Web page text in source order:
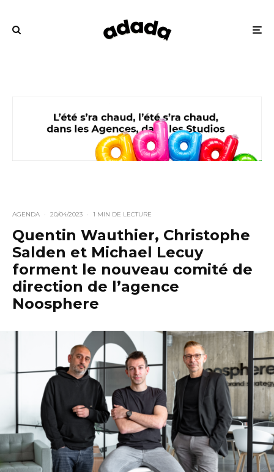
AGENDA · 20/04/2023 · 1 MIN DE LECTURE
Quentin Wauthier, Christophe
Salden et Michael Lecuy
forment le nouveau comité de
direction de l’agence
Noosphere